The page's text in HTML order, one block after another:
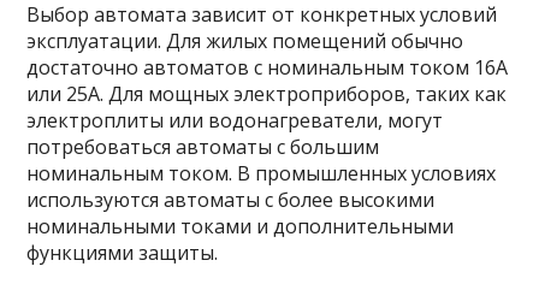
Выбор автомата зависит от конкретных условий
эксплуатации. Для жилых помещений обычно
достаточно автоматов с номинальным током 16А
или 25А. Для мощных электроприборов, таких как
электроплиты или водонагреватели, могут
потребоваться автоматы с большим
номинальным током. В промышленных условиях
используются автоматы с более высокими
номинальными токами и дополнительными
функциями защиты.